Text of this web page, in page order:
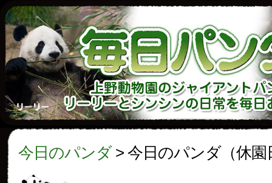
今日のパンダ> 今日のパンダ（休園